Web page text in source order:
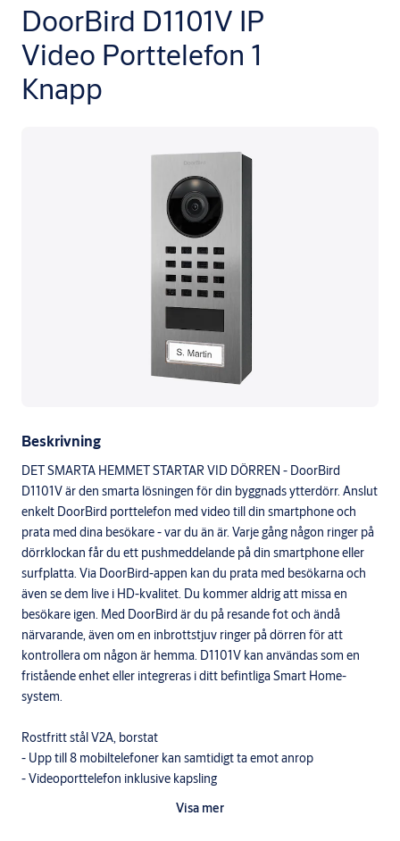
DoorBird D1101V IP
Video Porttelefon 1
Knapp
Beskrivning
DET SMARTA HEMMET STARTAR VID DÖRREN - DoorBird
D1101V är den smarta lösningen för din byggnads ytterdörr. Anslut
enkelt DoorBird porttelefon med video till din smartphone och
prata med dina besökare - var du än är. Varje gång någon ringer på
dörrklockan får du ett pushmeddelande på din smartphone eller
surfplatta. Via DoorBird-appen kan du prata med besökarna och
även se dem live i HD-kvalitet. Du kommer aldrig att missa en
besökare igen. Med DoorBird är du på resande fot och ändå
närvarande, även om en inbrottstjuv ringer på dörren för att
kontrollera om någon är hemma. D1101V kan användas som en
fristående enhet eller integreras i ditt befintliga Smart Home-
system.
Rostfritt stål V2A, borstat
- Upp till 8 mobiltelefoner kan samtidigt ta emot anrop
- Videoporttelefon inklusive kapsling
- WiFi / LAN-anslutning (PoE-kompatibel)
Visa mer